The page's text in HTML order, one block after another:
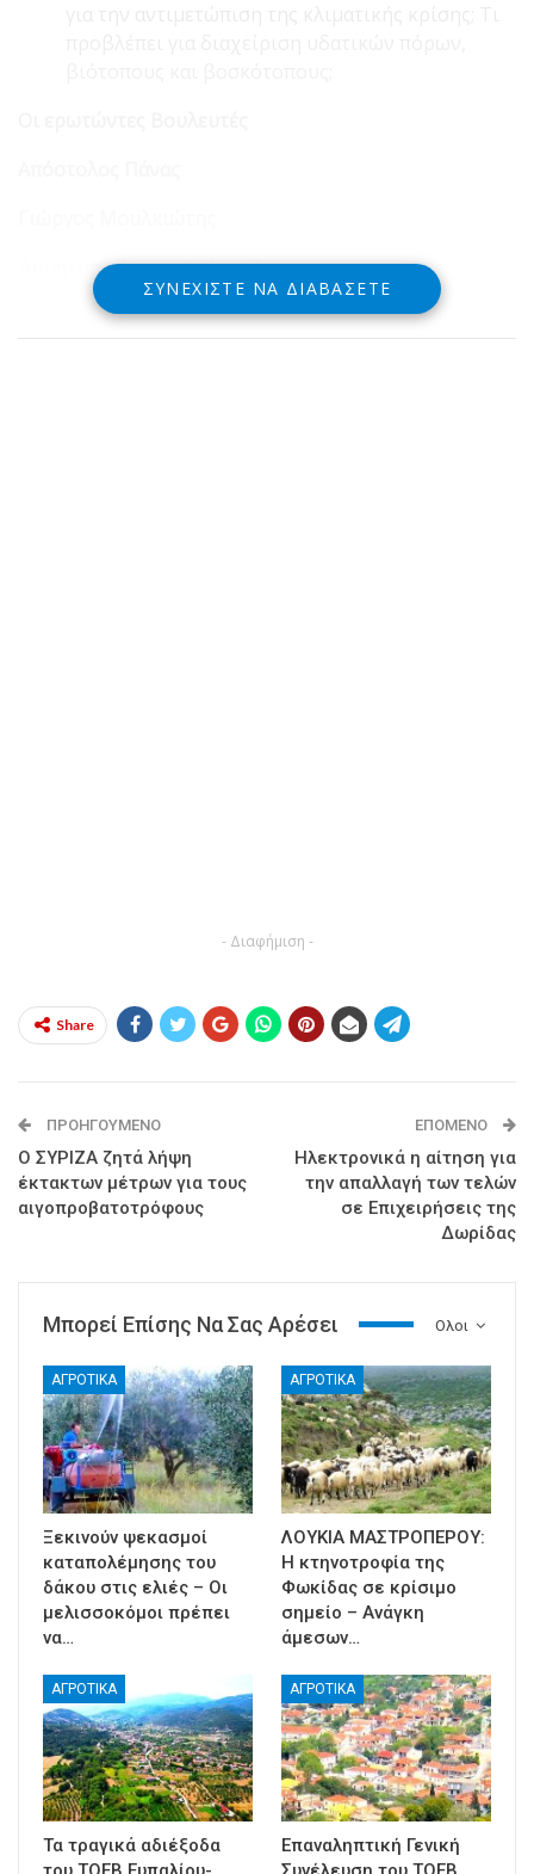
Δημήτρης Κωνσταντόπουλος
ΣΥΝΕΧΊΣΤΕ ΝΑ ΔΙΑΒΆΣΕΤΕ
- Διαφήμιση -
Share
ΠΡΟΗΓΟΎΜΕΝΟ
Ο ΣΥΡΙΖΑ ζητά λήψη
έκτακτων μέτρων για τους
αιγοπροβατοτρόφους
ΕΠΌΜΕΝΟ
Ηλεκτρονικά η αίτηση για
την απαλλαγή των τελών
σε Επιχειρήσεις της
Δωρίδας
Ολοι
Μπορεί Επίσης Να Σας Αρέσει
ΑΓΡΟΤΙΚΑ
Ξεκινούν ψεκασμοί
καταπολέμησης του
δάκου στις ελιές – Οι
μελισσοκόμοι πρέπει
να…
ΑΓΡΟΤΙΚΑ
ΛΟΥΚΙΑ ΜΑΣΤΡΟΠΕΡΟΥ:
Η κτηνοτροφία της
Φωκίδας σε κρίσιμο
σημείο – Ανάγκη
άμεσων…
ΑΓΡΟΤΙΚΑ
Τα τραγικά αδιέξοδα
ΑΓΡΟΤΙΚΑ
Επαναληπτική Γενική